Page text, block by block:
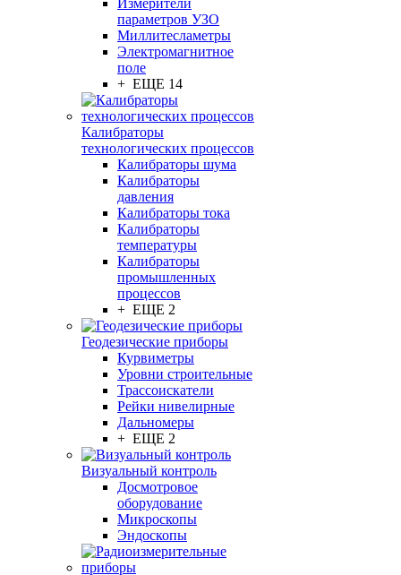
Измерители
параметров УЗО
Миллитесламетры
Электромагнитное
поле
+ ЕЩЕ 14
Калибраторы
технологических процессов
Калибраторы шума
Калибраторы
давления
Калибраторы тока
Калибраторы
температуры
Калибраторы
промышленных
процессов
+ ЕЩЕ 2
Геодезические приборы
Курвиметры
Уровни строительные
Трассоискатели
Рейки нивелирные
Дальномеры
+ ЕЩЕ 2
Визуальный контроль
Досмотровое
оборудование
Микроскопы
Эндоскопы